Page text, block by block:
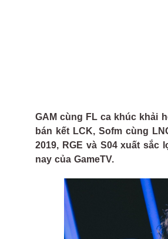
GAM cùng FL ca khúc khải
bán kết LCK, Sofm cùng
2019, RGE và S04 xuất sắc
nay của GameTV.